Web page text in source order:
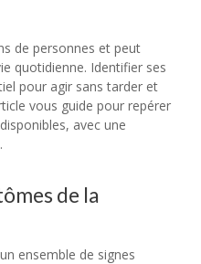
de personnes et peut
quotidienne. Identifier ses
pour agir sans tarder et
vous guide pour repérer
avec une
de la
ensemble de signes